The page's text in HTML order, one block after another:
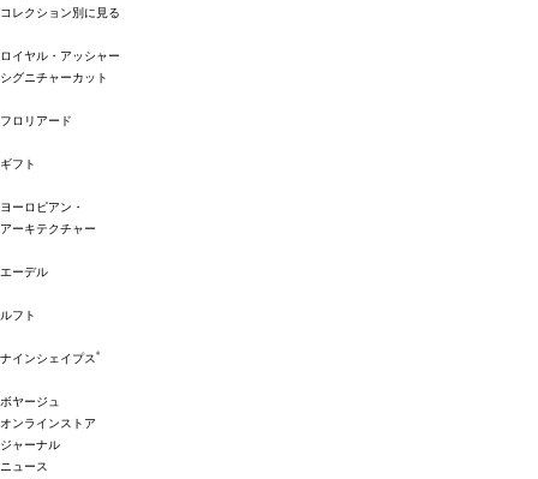
コレクション別に見る
ロイヤル・アッシャー
シグニチャーカット
フロリアード
ギフト
ヨーロピアン・
アーキテクチャー
エーデル
ルフト
ナインシェイプス®
ボヤージュ
オンラインストア
ジャーナル
ニュース